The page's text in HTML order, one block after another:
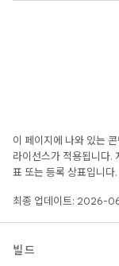
이 페이지에 나와 있는
라이선스가 적용됩니
표 또는 등록 상표입니다.
최종 업데이트: 2026-
빌드